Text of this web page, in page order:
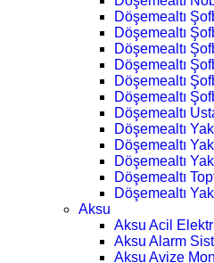
Döşemealtı
Döşemealtı
Döşemealtı
Döşemealtı
Döşemealtı
Döşemealtı
Döşemealtı
Döşemealtı
Döşemealtı
Döşemealtı
Döşemealtı
Döşemealtı
Aksu
Aksu Acil
Aksu Alarm
Aksu Avize